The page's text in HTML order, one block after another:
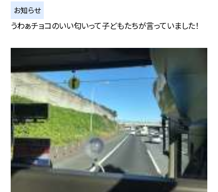
お知らせ
うわぁチョコのいい匂いって子どもたちが言っていました！